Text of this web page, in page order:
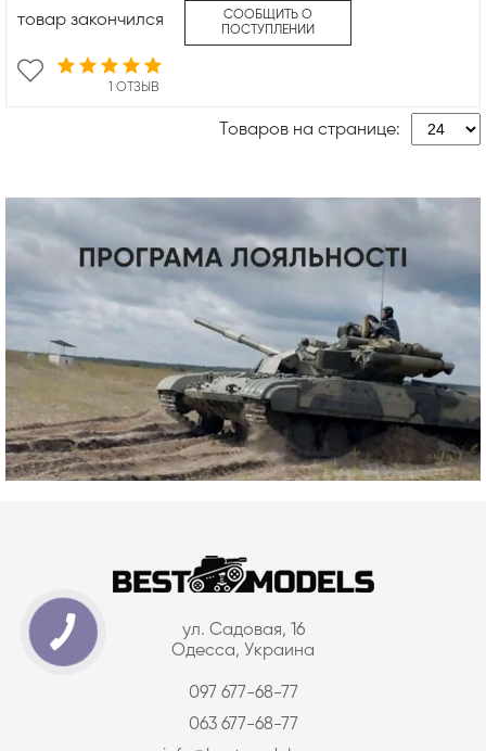
1 ОТЗЫВ
товар закончился
СООБЩИТЬ О
ПОСТУПЛЕНИИ
Товаров на странице:
ул. Садовая, 16
Одесса, Украина
097 677-68-77
063 677-68-77